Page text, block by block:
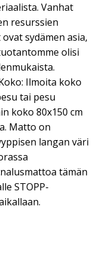
Vanhat
resurssien
sydämen asia,
olisi
Ilmoita koko
tai pesu
koko 80x150 cm
Matto on
langan väri
tämän
STOPP-